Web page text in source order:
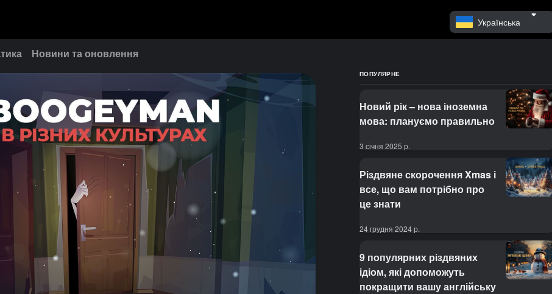
Українська
Новини та оновлення
ПОПУЛЯРНЕ
Новий рік – нова іноземна
мова: плануємо правильно
3 січня 2025 р.
Різдвяне скорочення Xmas і
все, що вам потрібно про
це знати
24 грудня 2024 р.
9 популярних різдвяних
ідіом, які допоможуть
покращити вашу англійську